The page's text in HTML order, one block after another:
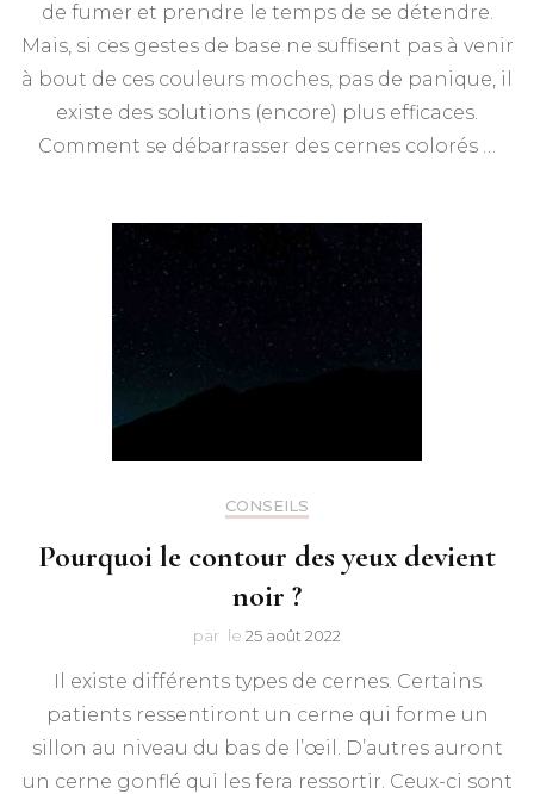
de fumer et prendre le temps de se détendre.
Mais, si ces gestes de base ne suffisent pas à venir
à bout de ces couleurs moches, pas de panique, il
existe des solutions (encore) plus efficaces.
Comment se débarrasser des cernes colorés …
CONSEILS
Pourquoi le contour des yeux devient
noir ?
par le 25 août 2022
Il existe différents types de cernes. Certains
patients ressentiront un cerne qui forme un
sillon au niveau du bas de l’œil. D’autres auront
un cerne gonflé qui les fera ressortir. Ceux-ci sont